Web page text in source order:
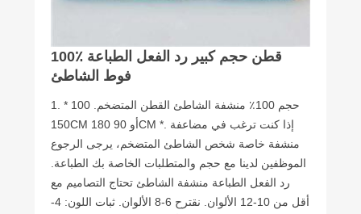
100٪ قطن حجم كبير رد الفعل الطباعة
فوط الشاطئ
1. حجم 100٪ منشفة الشاطئ القطن المتضخم. 100 *
150CM أو 90 180CM *. إذا كنت ترغب في مضاعفة
منشفة خاصة شخص الشاطئ المتضخم، يرجى الرجوع
الموظفين لدينا مع حجم والمتطلبات الخاصة بك الطباعة.
رد الفعل الطباعة منشفة الشاطئ تحتاج التصاميم مع
أقل من 10-12 الألوان. نقترح 6-8 الألوان. ثبات اللون: 4-